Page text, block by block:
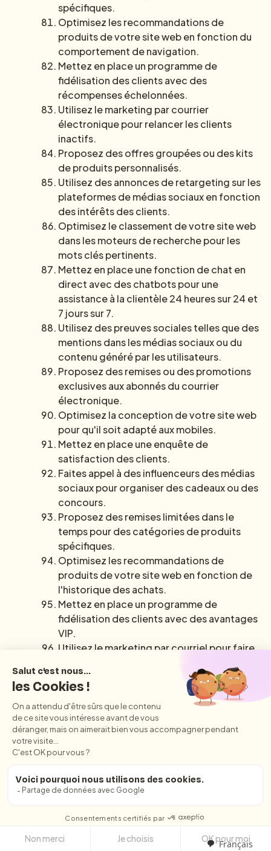
spécifiques.
Optimisez les recommandations de
produits de votre site web en fonction du
comportement de navigation.
Mettez en place un programme de
fidélisation des clients avec des
récompenses échelonnées.
Utilisez le marketing par courrier
électronique pour relancer les clients
inactifs.
Proposez des offres groupées ou des kits
de produits personnalisés.
Utilisez des annonces de retargeting sur les
plateformes de médias sociaux en fonction
des intérêts des clients.
Optimisez le classement de votre site web
dans les moteurs de recherche pour les
mots clés pertinents.
Mettez en place une fonction de chat en
direct avec des chatbots pour une
assistance à la clientèle 24 heures sur 24 et
7 jours sur 7.
Utilisez des preuves sociales telles que des
mentions dans les médias sociaux ou du
contenu généré par les utilisateurs.
Proposez des remises ou des promotions
exclusives aux abonnés du courrier
électronique.
Optimisez la conception de votre site web
pour qu'il soit adapté aux mobiles.
Mettez en place une enquête de
satisfaction des clients.
Faites appel à des influenceurs des médias
sociaux pour organiser des cadeaux ou des
concours.
Proposez des remises limitées dans le
temps pour des catégories de produits
spécifiques.
Optimisez les recommandations de
produits de votre site web en fonction de
l'historique des achats.
Mettez en place un programme de
fidélisation des clients avec des avantages
VIP.
Utilisez le marketing par courriel pour faire
de produits connexes.
Proposez des options de personnalisation
des produits.
Utilisez des publicités de retargeting sur les
sites web et les applications en fonction du
comportement des clients.
votre site web pour un achat en un seul clic.
Mettez en place une base de connaissances
options en libre-service.
Français